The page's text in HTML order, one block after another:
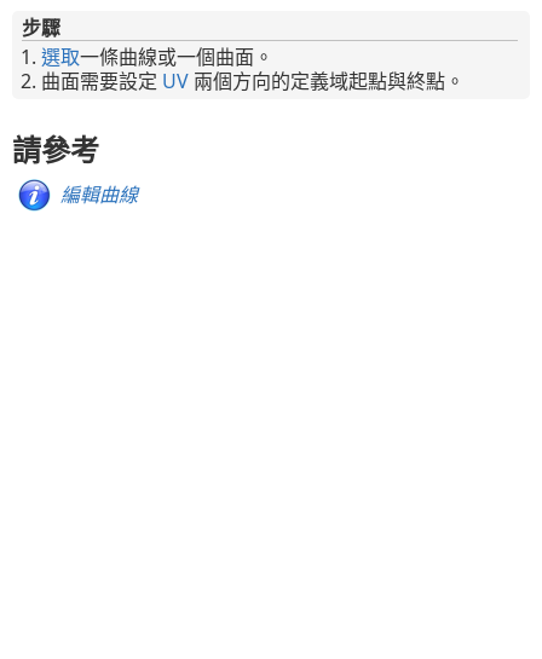
步驟
選取一條曲線或一個曲面。
曲面需要設定 UV 兩個方向的定義域起點與終點。
請參考
編輯曲線